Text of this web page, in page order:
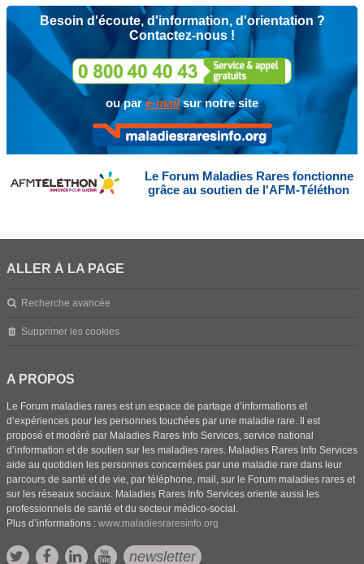
Besoin d'écoute, d'information, d'orientation ?
Contactez-nous !
ou pare-mailsur notre site
Le Forum Maladies Rares fonctionne
grâce au soutien de l'AFM-Téléthon
ALLER À LA PAGE
Recherche avancée
Supprimer les cookies
A PROPOS
Le Forum maladies rares est un espace de partage d’informations et
d’expériences pour les personnes touchées par une maladie rare. Il est
proposé et modéré par Maladies Rares Info Services, service national
d’information et de soutien sur les maladies rares. Maladies Rares Info Services
aide au quotidien les personnes concernées par une maladie rare dans leur
parcours de santé et de vie, par téléphone, mail, sur le Forum maladies rares et
sur les réseaux sociaux. Maladies Rares Info Services oriente aussi les
professionnels de santé et du secteur médico-social.
Plus d’informations : www.maladiesraresinfo.org
newsletter